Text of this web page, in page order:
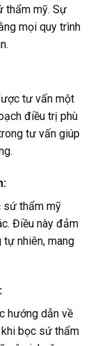
thẩm mỹ. Sự
mọi quy trình
tư vấn một
điều trị phù
tư vấn giúp
sứ thẩm mỹ
Điều này đảm
nhiên, mang
hướng dẫn về
bọc sứ thẩm